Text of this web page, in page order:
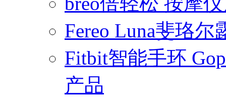
Fereo Luna斐珞
Fitbit智能手环
产品